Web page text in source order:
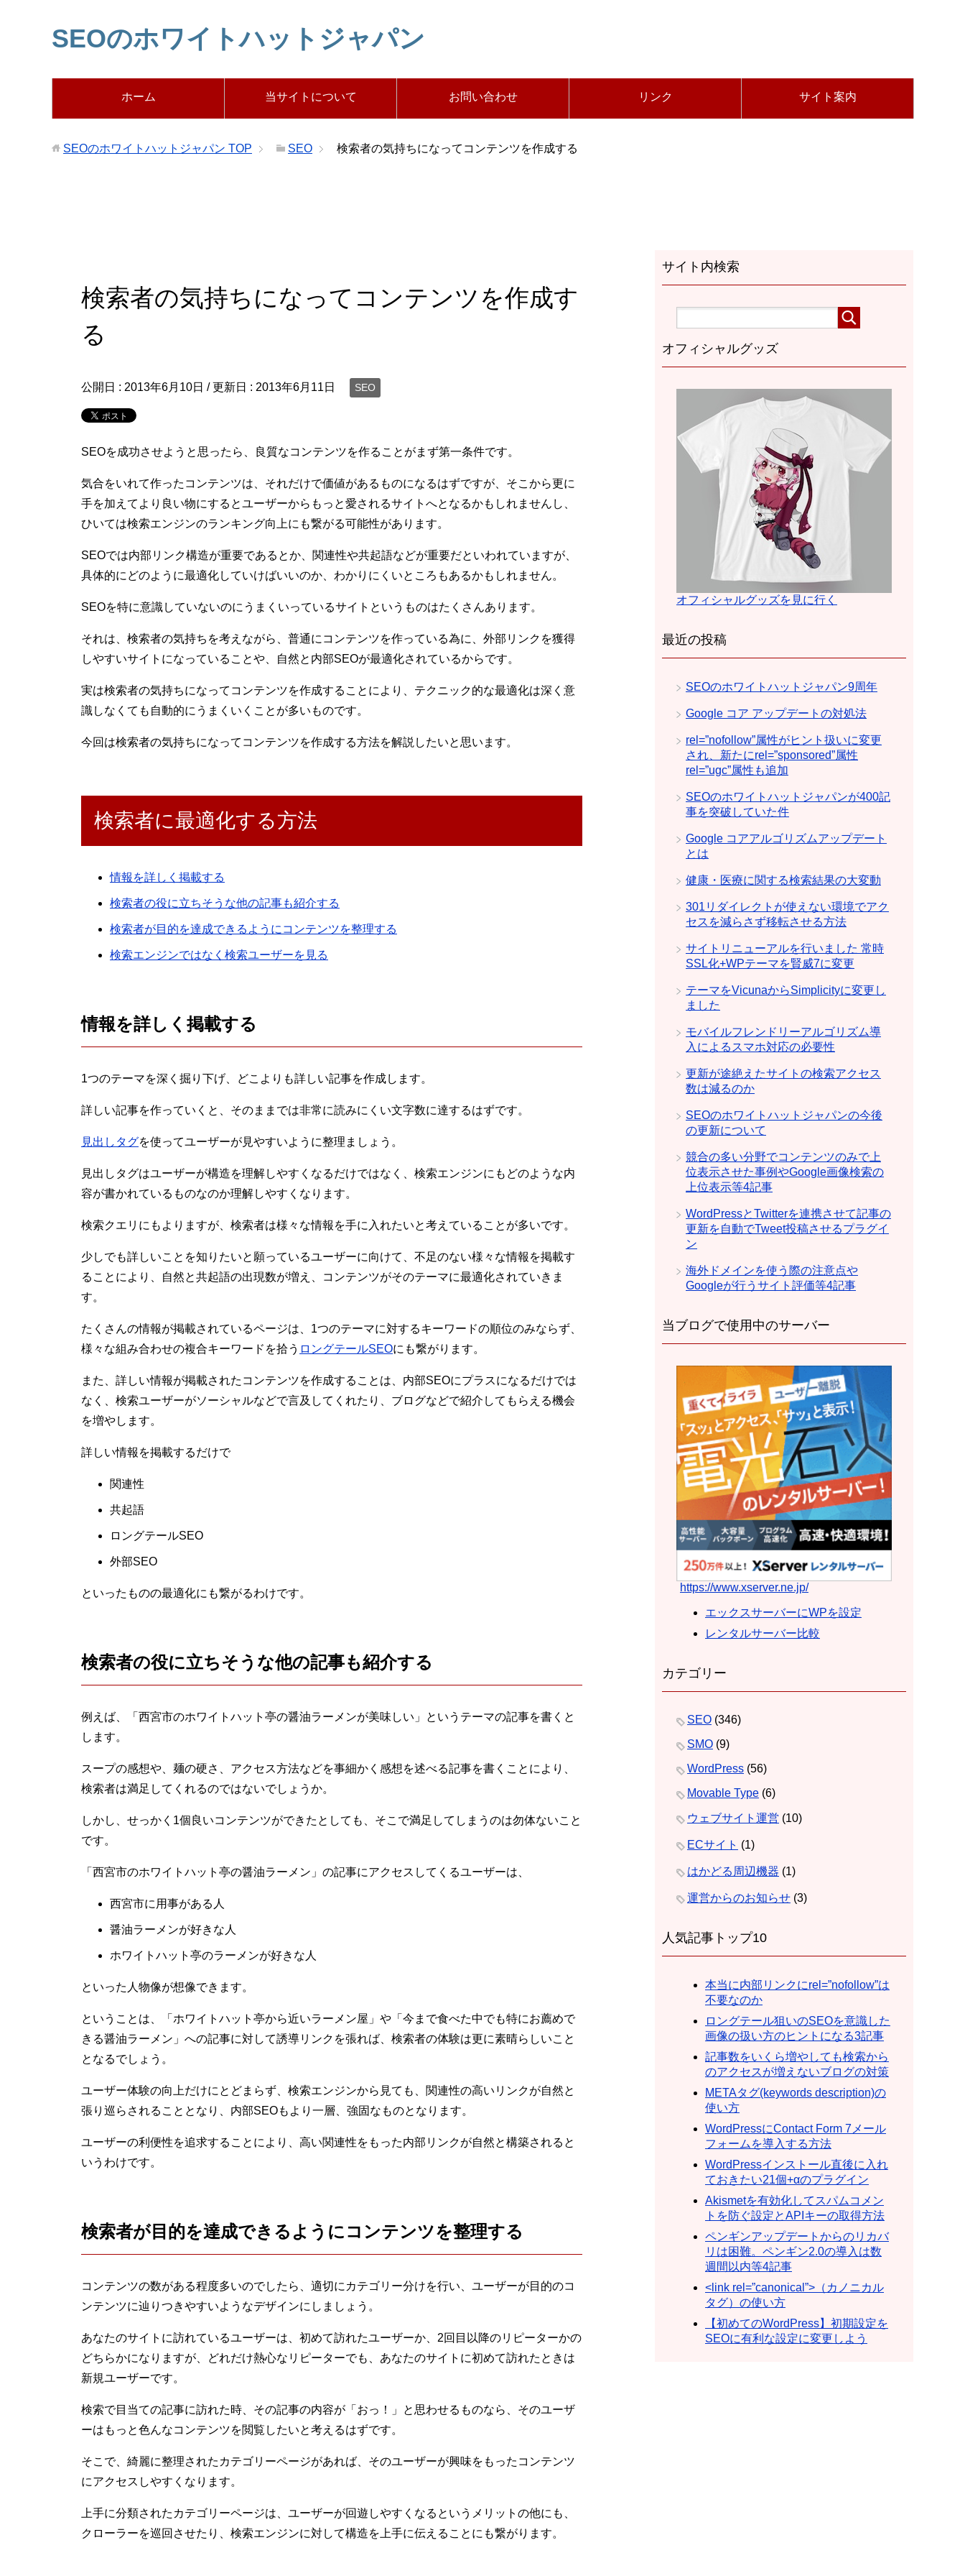
SEOのホワイトハットジャパン
ホーム 当サイトについて お問い合わせ リンク サイト案内
SEOのホワイトハットジャパン TOP SEO 検索者の気持ちになってコンテンツを作成する
検索者の気持ちになってコンテンツを作成す
る
公開日 : 2013年6月10日 / 更新日 : 2013年6月11日 SEO
SEOを成功させようと思ったら、良質なコンテンツを作ることがまず第一条件です。
気合をいれて作ったコンテンツは、それだけで価値があるものになるはずですが、そこから更に
手を加えてより良い物にするとユーザーからもっと愛されるサイトへとなるかもしれませんし、
ひいては検索エンジンのランキング向上にも繋がる可能性があります。
SEOでは内部リンク構造が重要であるとか、関連性や共起語などが重要だといわれていますが、
具体的にどのように最適化していけばいいのか、わかりにくいところもあるかもしれません。
SEOを特に意識していないのにうまくいっているサイトというものはたくさんあります。
それは、検索者の気持ちを考えながら、普通にコンテンツを作っている為に、外部リンクを獲得
しやすいサイトになっていることや、自然と内部SEOが最適化されているからです。
実は検索者の気持ちになってコンテンツを作成することにより、テクニック的な最適化は深く意
識しなくても自動的にうまくいくことが多いものです。
今回は検索者の気持ちになってコンテンツを作成する方法を解説したいと思います。
検索者に最適化する方法
情報を詳しく掲載する
検索者の役に立ちそうな他の記事も紹介する
検索者が目的を達成できるようにコンテンツを整理する
検索エンジンではなく検索ユーザーを見る
情報を詳しく掲載する
1つのテーマを深く掘り下げ、どこよりも詳しい記事を作成します。
詳しい記事を作っていくと、そのままでは非常に読みにくい文字数に達するはずです。
見出しタグを使ってユーザーが見やすいように整理ましょう。
見出しタグはユーザーが構造を理解しやすくなるだけではなく、検索エンジンにもどのような内
容が書かれているものなのか理解しやすくなります。
検索クエリにもよりますが、検索者は様々な情報を手に入れたいと考えていることが多いです。
少しでも詳しいことを知りたいと願っているユーザーに向けて、不足のない様々な情報を掲載す
ることにより、自然と共起語の出現数が増え、コンテンツがそのテーマに最適化されていきま
す。
たくさんの情報が掲載されているページは、1つのテーマに対するキーワードの順位のみならず、
様々な組み合わせの複合キーワードを拾う ロングテールSEOにも繋がります。
また、詳しい情報が掲載されたコンテンツを作成することは、内部SEOにプラスになるだけでは
なく、検索ユーザーがソーシャルなどで言及してくれたり、ブログなどで紹介してもらえる機会
を増やします。
詳しい情報を掲載するだけで
関連性
共起語
ロングテールSEO
外部SEO
といったものの最適化にも繋がるわけです。
検索者の役に立ちそうな他の記事も紹介する
例えば、「西宮市のホワイトハット亭の醤油ラーメンが美味しい」というテーマの記事を書くと
します。
スープの感想や、麺の硬さ、アクセス方法などを事細かく感想を述べる記事を書くことにより、
検索者は満足してくれるのではないでしょうか。
しかし、せっかく1個良いコンテンツができたとしても、そこで満足してしまうのは勿体ないこと
です。
「西宮市のホワイトハット亭の醤油ラーメン」の記事にアクセスしてくるユーザーは、
西宮市に用事がある人
醤油ラーメンが好きな人
ホワイトハット亭のラーメンが好きな人
といった人物像が想像できます。
ということは、「ホワイトハット亭から近いラーメン屋」や「今まで食べた中でも特にお薦めで
きる醤油ラーメン」への記事に対して誘導リンクを張れば、検索者の体験は更に素晴らしいこと
となるでしょう。
ユーザー体験の向上だけにとどまらず、検索エンジンから見ても、関連性の高いリンクが自然と
張り巡らされることとなり、内部SEOもより一層、強固なものとなります。
ユーザーの利便性を追求することにより、高い関連性をもった内部リンクが自然と構築されると
いうわけです。
検索者が目的を達成できるようにコンテンツを整理する
コンテンツの数がある程度多いのでしたら、適切にカテゴリー分けを行い、ユーザーが目的のコ
ンテンツに辿りつきやすいようなデザインにしましょう。
あなたのサイトに訪れているユーザーは、初めて訪れたユーザーか、2回目以降のリピーターかの
どちらかになりますが、どれだけ熱心なリピーターでも、あなたのサイトに初めて訪れたときは
新規ユーザーです。
検索で目当ての記事に訪れた時、その記事の内容が「おっ！」と思わせるものなら、そのユーザ
ーはもっと色んなコンテンツを閲覧したいと考えるはずです。
そこで、綺麗に整理されたカテゴリーページがあれば、そのユーザーが興味をもったコンテンツ
にアクセスしやすくなります。
上手に分類されたカテゴリーページは、ユーザーが回遊しやすくなるというメリットの他にも、
クローラーを巡回させたり、検索エンジンに対して構造を上手に伝えることにも繋がります。
サイト内検索
オフィシャルグッズ
オフィシャルグッズを見に行く
最近の投稿
SEOのホワイトハットジャパン9周年
Google コア アップデートの対処法
rel=”nofollow”属性がヒント扱いに変更
され、新たにrel=”sponsored”属性
rel=”ugc”属性も追加
SEOのホワイトハットジャパンが400記
事を突破していた件
Google コアアルゴリズムアップデート
とは
健康・医療に関する検索結果の大変動
301リダイレクトが使えない環境でアク
セスを減らさず移転させる方法
サイトリニューアルを行いました 常時
SSL化+WPテーマを賢威7に変更
テーマをVicunaからSimplicityに変更し
ました
モバイルフレンドリーアルゴリズム導
入によるスマホ対応の必要性
更新が途絶えたサイトの検索アクセス
数は減るのか
SEOのホワイトハットジャパンの今後
の更新について
競合の多い分野でコンテンツのみで上
位表示させた事例やGoogle画像検索の
上位表示等4記事
WordPressとTwitterを連携させて記事の
更新を自動でTweet投稿させるプラグイ
ン
海外ドメインを使う際の注意点や
Googleが行うサイト評価等4記事
当ブログで使用中のサーバー
https://www.xserver.ne.jp/
エックスサーバーにWPを設定
レンタルサーバー比較
カテゴリー
SEO (346)
SMO (9)
WordPress (56)
Movable Type (6)
ウェブサイト運営 (10)
ECサイト (1)
はかどる周辺機器 (1)
運営からのお知らせ (3)
人気記事トップ10
本当に内部リンクにrel=”nofollow”は
不要なのか
ロングテール狙いのSEOを意識した
画像の扱い方のヒントになる3記事
記事数をいくら増やしても検索から
のアクセスが増えないブログの対策
METAタグ(keywords description)の
使い方
WordPressにContact Form 7メール
フォームを導入する方法
WordPressインストール直後に入れ
ておきたい21個+αのプラグイン
Akismetを有効化してスパムコメン
トを防ぐ設定とAPIキーの取得方法
ペンギンアップデートからのリカバ
リは困難。ペンギン2.0の導入は数
週間以内等4記事
<link rel=”canonical”>（カノニカル
タグ）の使い方
【初めてのWordPress】初期設定を
SEOに有利な設定に変更しよう